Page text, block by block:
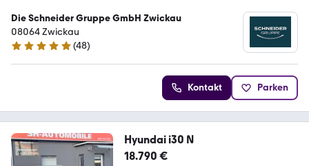
Die Schneider Gruppe GmbH Zwickau
08064 Zwickau
4.8 Sterne
(48)
Kontakt Parken
Hyundai i30 N
18.790 €